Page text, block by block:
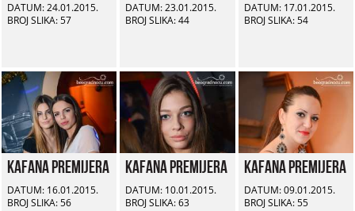
DATUM: 24.01.2015.
BROJ SLIKA: 57
DATUM: 23.01.2015.
BROJ SLIKA: 44
DATUM: 17.01.2015.
BROJ SLIKA: 54
Kafana Premijera
DATUM: 16.01.2015.
BROJ SLIKA: 56
Kafana Premijera
DATUM: 10.01.2015.
BROJ SLIKA: 63
Kafana Premijera
DATUM: 09.01.2015.
BROJ SLIKA: 55